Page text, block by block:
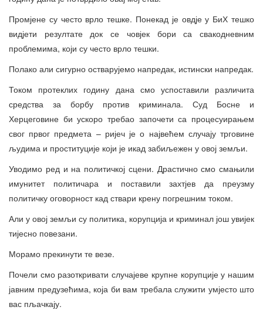
Промјене су често врло тешке. Понекад је овдје у БиХ тешко
видјети резултате док се човјек бори са свакодневним
проблемима, који су често врло тешки.
Полако али сигурно остварујемо напредак, истински напредак.
Током протеклих годину дана смо успоставили различита
средства за борбу против криминала. Суд Босне и
Херцеговине би ускоро требао започети са процесуирањем
свог првог предмета – ријеч је о највећем случају трговине
људима и проституције који је икад забиљежен у овој земљи.
Уводимо ред и на политичкој сцени. Драстично смо смањили
имунитет политичара и поставили захтјев да преузму
политичку оговорност кад ствари крену погрешним током.
Али у овој земљи су политика, корупција и криминал још увијек
тијесно повезани.
Морамо прекинути те везе.
Почели смо разоткривати случајеве крупне корупције у нашим
јавним предузећима, која би вам требала служити умјесто што
вас пљачкају.